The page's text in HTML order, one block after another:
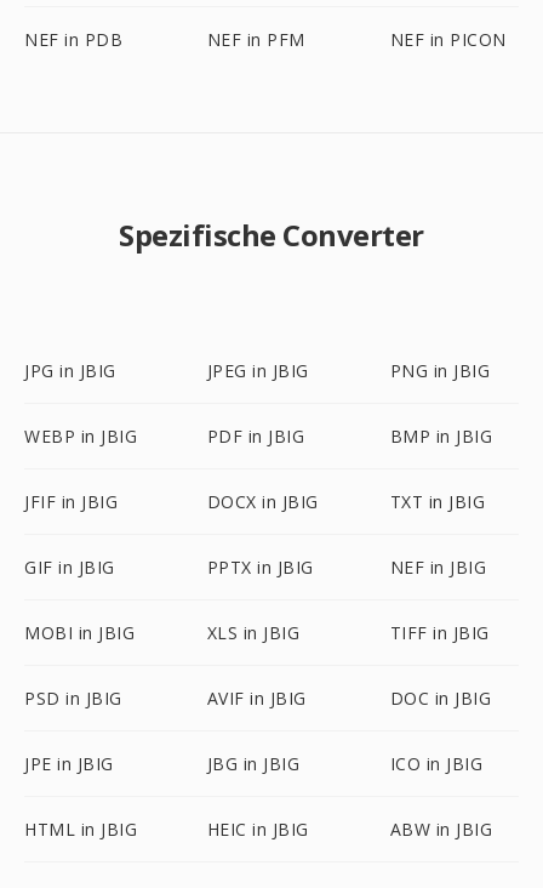
NEF in PDB NEF in PFM NEF in PICON
Spezifische Converter
JPG in JBIG JPEG in JBIG PNG in JBIG
WEBP in JBIG PDF in JBIG BMP in JBIG
JFIF in JBIG DOCX in JBIG TXT in JBIG
GIF in JBIG PPTX in JBIG NEF in JBIG
MOBI in JBIG XLS in JBIG TIFF in JBIG
PSD in JBIG AVIF in JBIG DOC in JBIG
JPE in JBIG JBG in JBIG ICO in JBIG
HTML in JBIG HEIC in JBIG ABW in JBIG